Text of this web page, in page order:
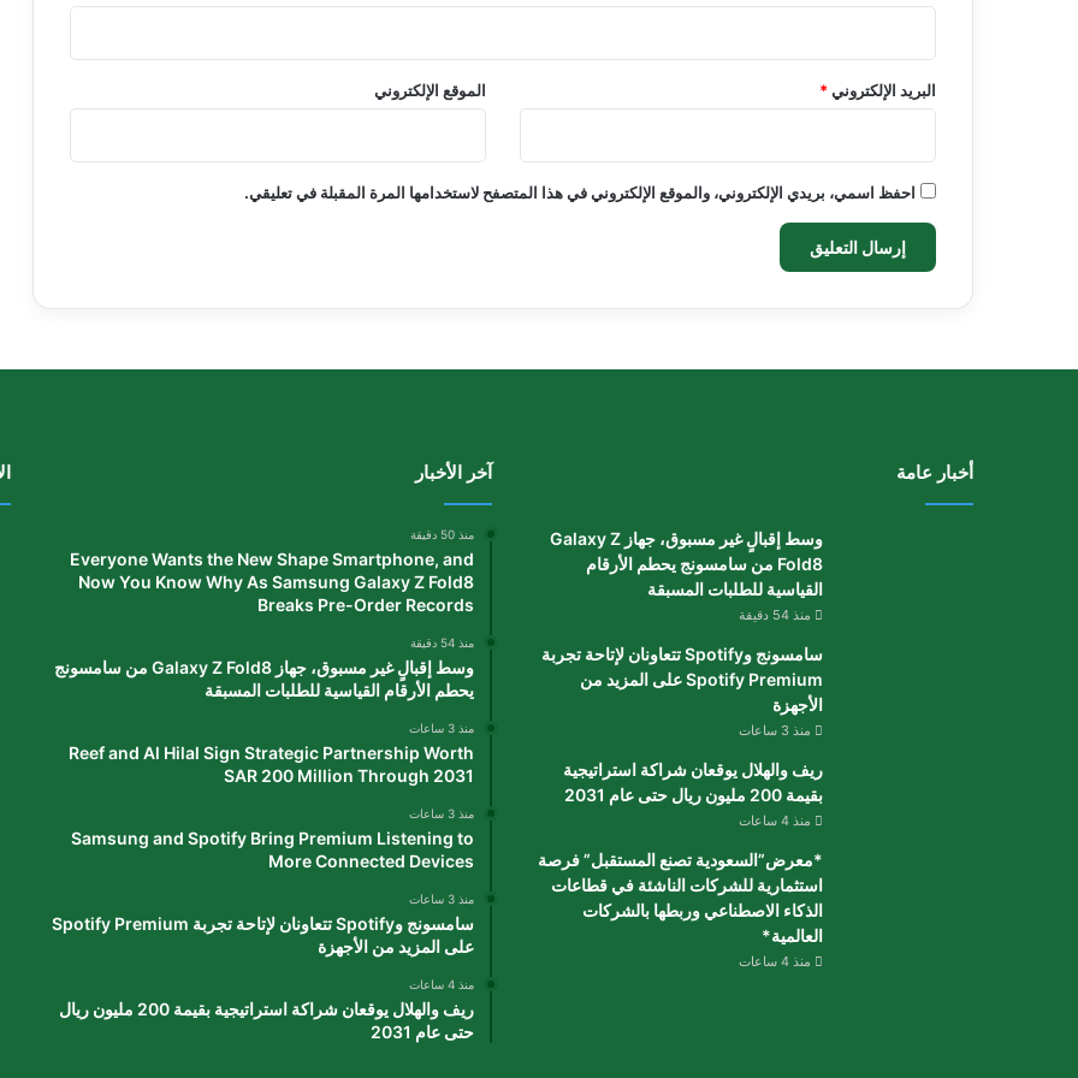
البريد الإلكتروني* الموقع الإلكتروني
احفظ اسمي، بريدي الإلكتروني، والموقع الإلكتروني في هذا المتصفح لاستخدامها المرة المقبلة في تعليقي.
أخبار عامة
وسط إقبالٍ غير مسبوق، جهاز Galaxy Z
Fold8 من سامسونج يحطم الأرقام
القياسية للطلبات المسبقة
منذ 54 دقيقة
سامسونج وSpotify تتعاونان لإتاحة تجربة
Spotify Premium على المزيد من
الأجهزة
منذ 3 ساعات
ريف والهلال يوقعان شراكة استراتيجية
بقيمة 200 مليون ريال حتى عام 2031
منذ 4 ساعات
*معرض”السعودية تصنع المستقبل” فرصة
استثمارية للشركات الناشئة في قطاعات
الذكاء الاصطناعي وربطها بالشركات
العالمية*
منذ 4 ساعات
آخر الأخبار
منذ 50 دقيقة
Everyone Wants the New Shape Smartphone, and
Now You Know Why As Samsung Galaxy Z Fold8
Breaks Pre-Order Records
منذ 54 دقيقة
وسط إقبالٍ غير مسبوق، جهاز Galaxy Z Fold8 من سامسونج
يحطم الأرقام القياسية للطلبات المسبقة
منذ 3 ساعات
Reef and Al Hilal Sign Strategic Partnership Worth
SAR 200 Million Through 2031
منذ 3 ساعات
Samsung and Spotify Bring Premium Listening to
More Connected Devices
منذ 3 ساعات
سامسونج وSpotify تتعاونان لإتاحة تجربة Spotify Premium
على المزيد من الأجهزة
منذ 4 ساعات
ريف والهلال يوقعان شراكة استراتيجية بقيمة 200 مليون ريال
حتى عام 2031